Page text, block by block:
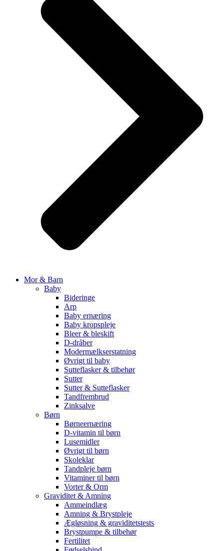
Mor & Barn
Baby
Bideringe
Arp
Baby ernæring
Baby kropspleje
Bleer & bleskift
D-dråber
Modermælkserstatning
Øvrigt til baby
Sutteflasker & tilbehør
Sutter
Sutter & Sutteflasker
Tandfrembrud
Zinksalve
Børn
Børneernæring
D-vitamin til børn
Lusemidler
Øvrigt til børn
Skoleklar
Tandpleje børn
Vitaminer til børn
Vorter & Orm
Graviditet & Amning
Ammeindlæg
Amning & Brystpleje
Ægløsning & graviditetstests
Brystpumpe & tilbehør
Fertilitet